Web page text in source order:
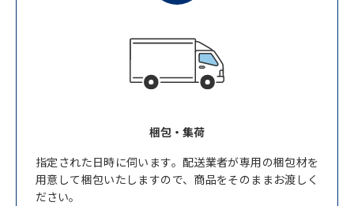
梱包・集荷
指定された日時に伺います。配送業者が専用の梱包材を
用意して梱包いたしますので、商品をそのままお渡しく
ださい。